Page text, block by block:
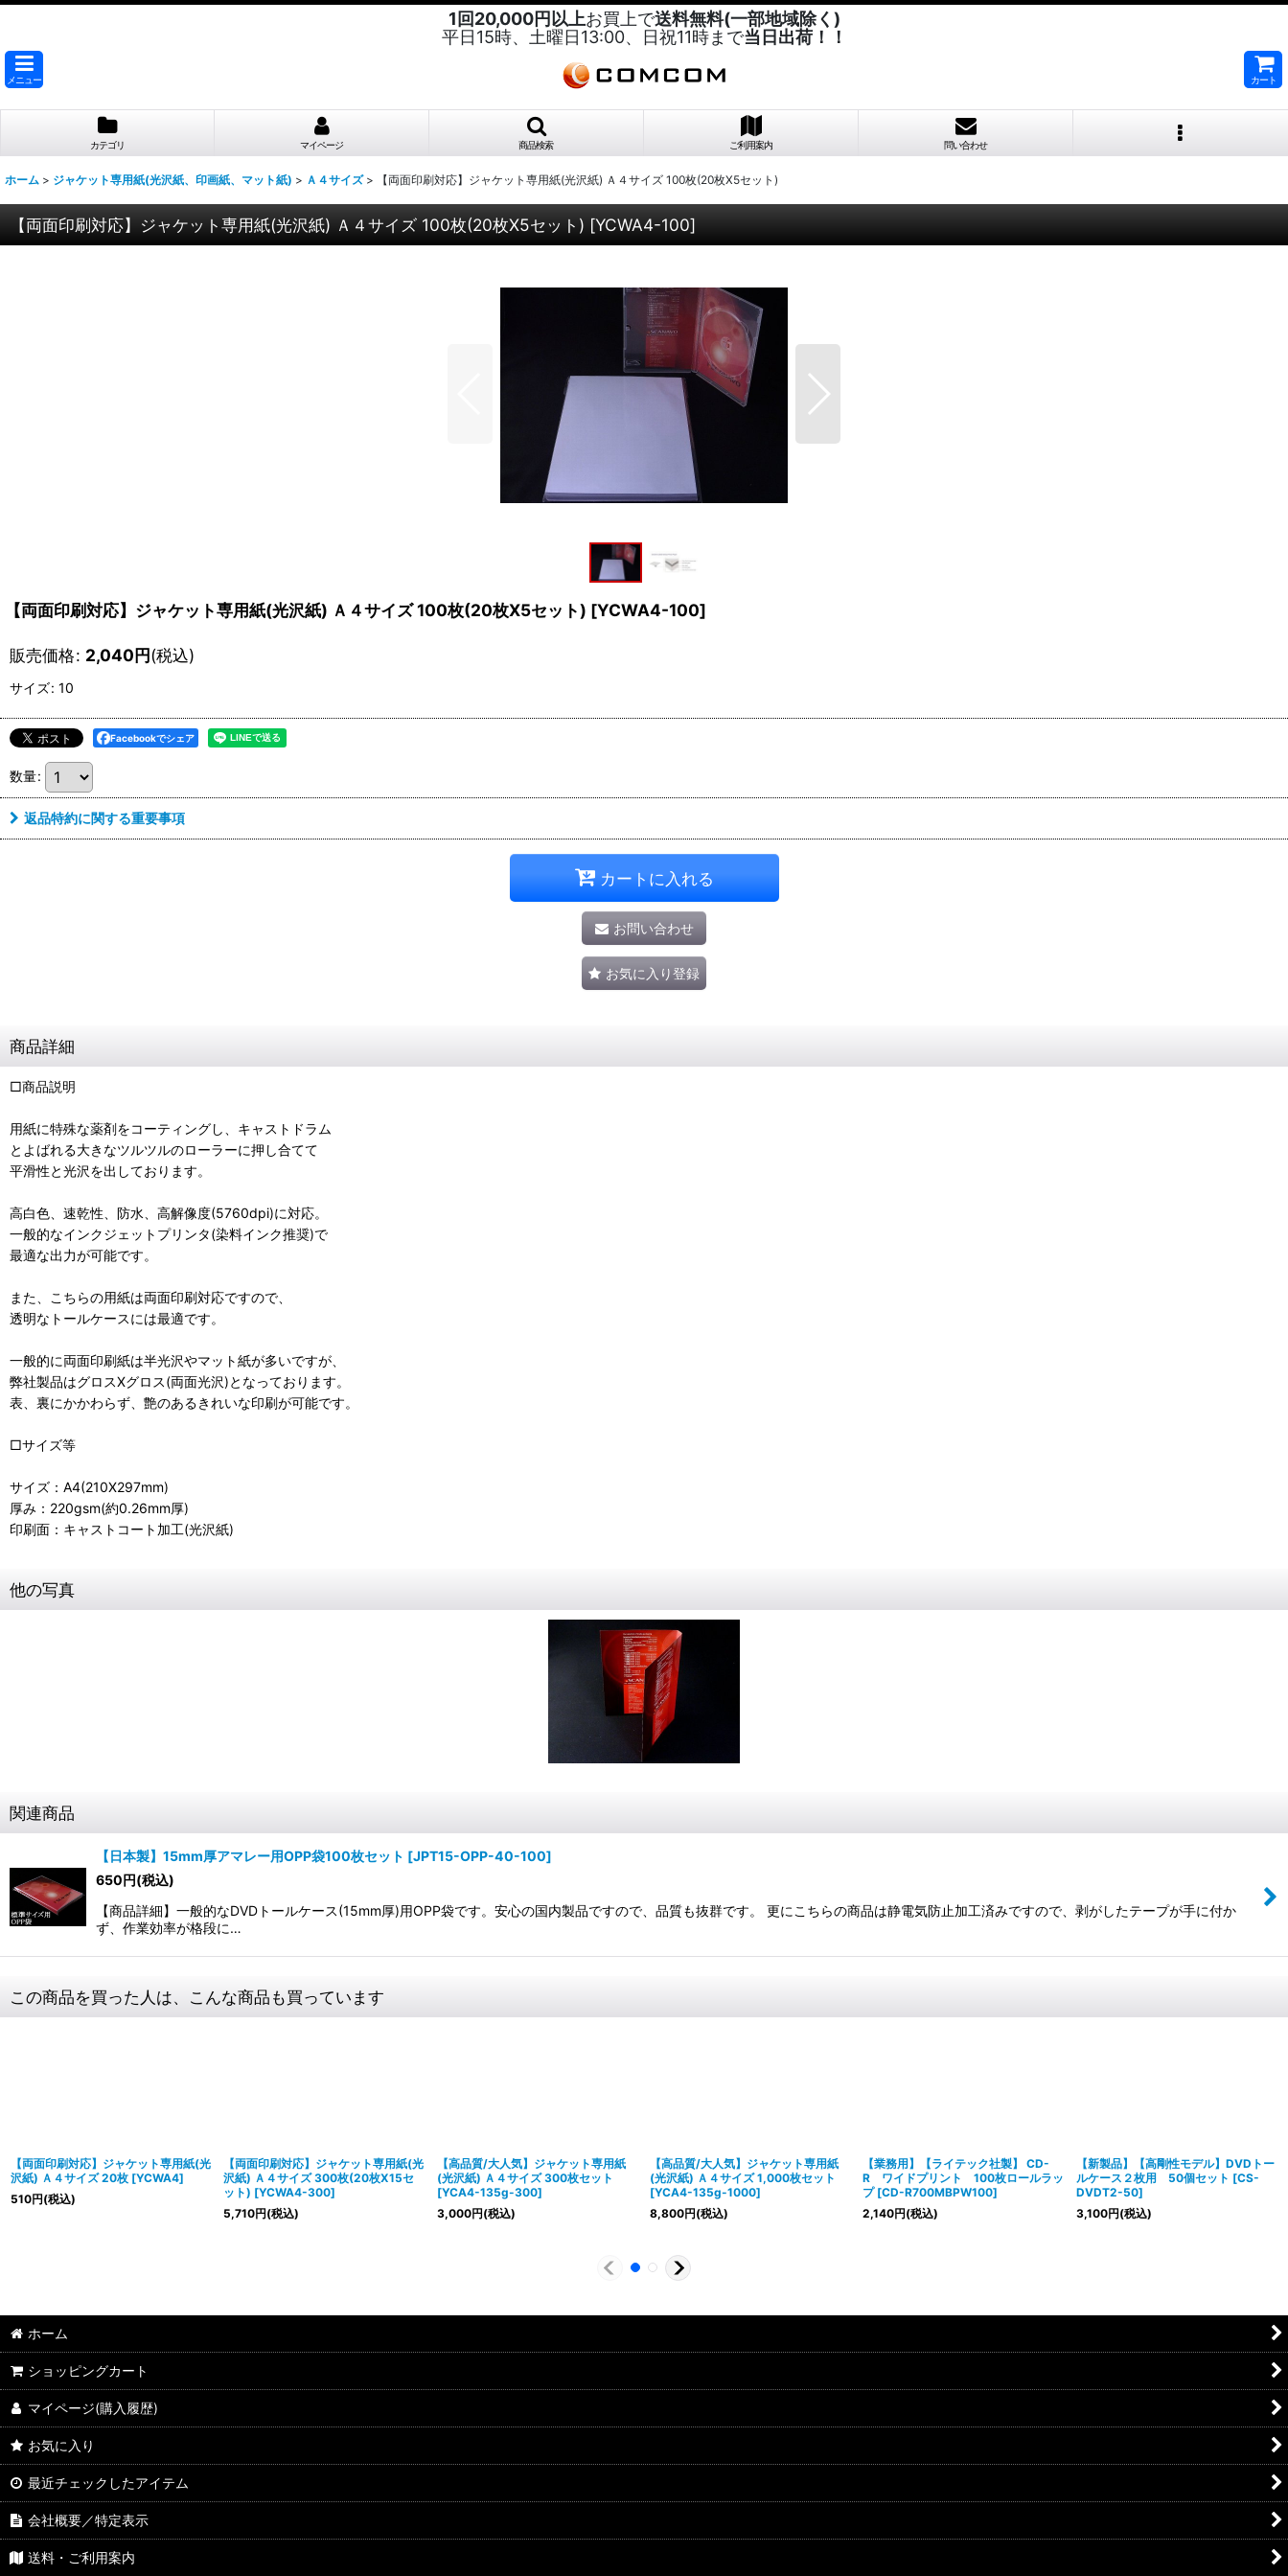
1回20,000円以上お買上で送料無料(一部地域除く)
平日15時、土曜日13:00、日祝11時まで当日出荷！！
メニュー カート
カテゴリ マイページ 商品検索 ご利用案内 問い合わせ
ホーム > ジャケット専用紙(光沢紙、印画紙、マット紙) > Ａ４サイズ > 【両面印刷対応】ジャケット専用紙(光沢紙) Ａ４サイズ 100枚(20枚X5セット)
【両面印刷対応】ジャケット専用紙(光沢紙) Ａ４サイズ 100枚(20枚X5セット) [YCWA4-100]
【両面印刷対応】ジャケット専用紙(光沢紙) Ａ４サイズ 100枚(20枚X5セット) [YCWA4-100]
販売価格: 2,040円(税込)
サイズ: 10
Facebookでシェア
数量:
返品特約に関する重要事項
カートに入れる
お問い合わせ
お気に入り登録
商品詳細
□商品説明
用紙に特殊な薬剤をコーティングし、キャストドラム
とよばれる大きなツルツルのローラーに押し合てて
平滑性と光沢を出しております。
高白色、速乾性、防水、高解像度(5760dpi)に対応。
一般的なインクジェットプリンタ(染料インク推奨)で
最適な出力が可能です。
また、こちらの用紙は両面印刷対応ですので、
透明なトールケースには最適です。
一般的に両面印刷紙は半光沢やマット紙が多いですが、
弊社製品はグロスXグロス(両面光沢)となっております。
表、裏にかかわらず、艶のあるきれいな印刷が可能です。
□サイズ等
サイズ：A4(210X297mm)
厚み：220gsm(約0.26mm厚)
印刷面：キャストコート加工(光沢紙)
他の写真
関連商品
【日本製】15mm厚アマレー用OPP袋100枚セット [JPT15-OPP-40-100]
650円(税込)
【商品詳細】一般的なDVDトールケース(15mm厚)用OPP袋です。安心の国内製品ですので、品質も抜群です。 更にこちらの商品は静電気防止加工済みですので、剥がしたテープが手に付か
ず、作業効率が格段に…
この商品を買った人は、こんな商品も買っています
【両面印刷対応】ジャケット専用紙(光
沢紙) Ａ４サイズ 20枚 [YCWA4]
510円(税込)
【両面印刷対応】ジャケット専用紙(光
沢紙) Ａ４サイズ 300枚(20枚X15セ
ット) [YCWA4-300]
5,710円(税込)
【高品質/大人気】ジャケット専用紙
(光沢紙) Ａ４サイズ 300枚セット
[YCA4-135g-300]
3,000円(税込)
【高品質/大人気】ジャケット専用紙
(光沢紙) Ａ４サイズ 1,000枚セット
[YCA4-135g-1000]
8,800円(税込)
【業務用】【ライテック社製】 CD-
R ワイドプリント 100枚ロールラッ
プ [CD-R700MBPW100]
2,140円(税込)
【新製品】【高剛性モデル】DVDトー
ルケース２枚用 50個セット [CS-
DVDT2-50]
3,100円(税込)
ホーム
ショッピングカート
マイページ(購入履歴)
お気に入り
最近チェックしたアイテム
会社概要／特定表示
送料・ご利用案内